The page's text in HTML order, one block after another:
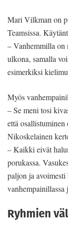
Mari Vilkman on
Teamsissa.
– Vanhemmilla on
ulkona, samalla
esimerkiksi
Myös
– Se meni tosi
että
Nikoskelainen
– Kaikki eivät
porukassa.
paljon ja
Ryhmien